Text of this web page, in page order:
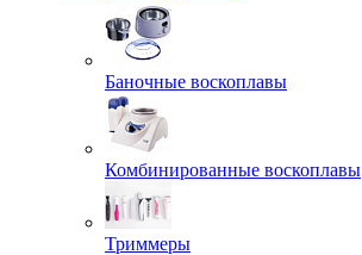
Баночные воскоплавы
Комбинированные воскоплавы
Триммеры